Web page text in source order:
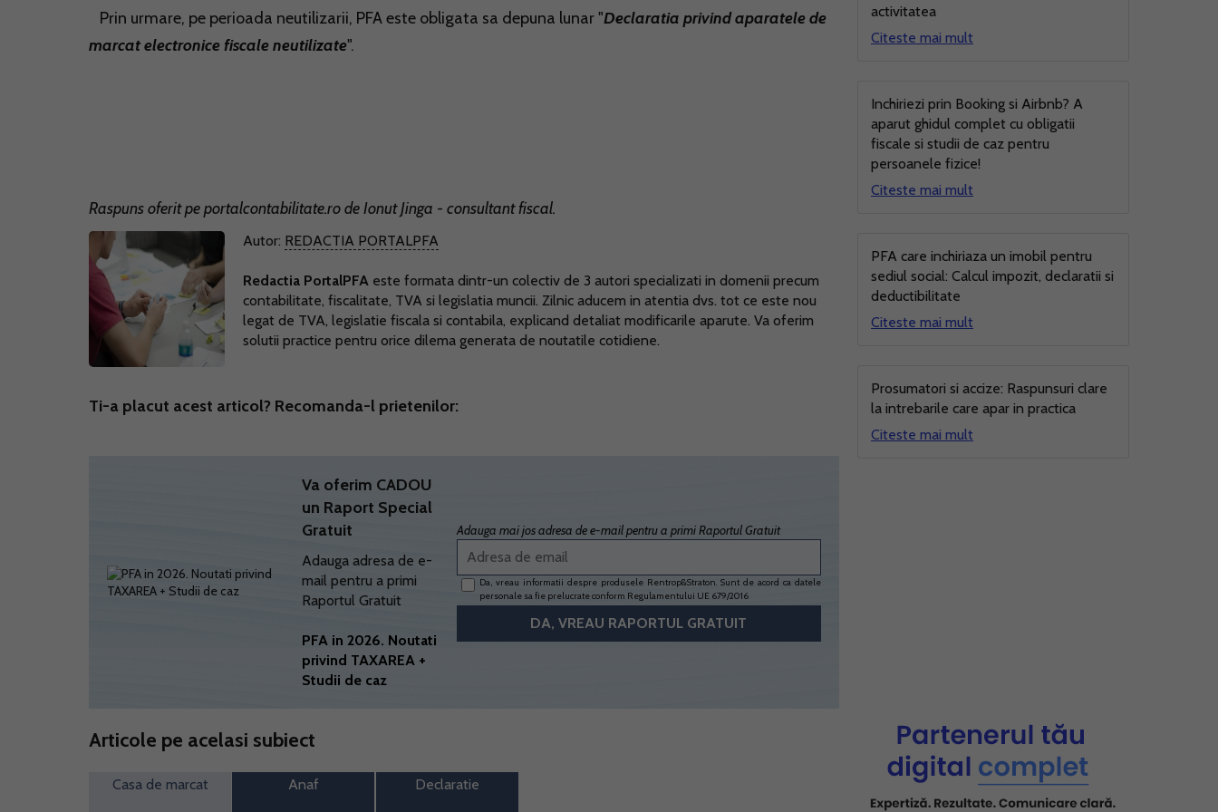
Prin urmare, pe perioada neutilizarii, PFA este obligata sa depuna lunar "Declaratia privind aparatele de
marcat electronice fiscale neutilizate".
Raspuns oferit peportalcontabilitate.rode Ionut Jinga - consultant fiscal.
Autor: REDACTIA PORTALPFA
Redactia PortalPFA este formata dintr-un colectiv de 3 autori specializati in domenii precum
contabilitate, fiscalitate, TVA si legislatia muncii. Zilnic aducem in atentia dvs. tot ce este nou
legat de TVA, legislatie fiscala si contabila, explicand detaliat modificarile aparute. Va oferim
solutii practice pentru orice dilema generata de noutatile cotidiene.
Ti-a placut acest articol? Recomanda-l prietenilor:
Va oferim CADOU
un Raport Special
Gratuit
Adauga adresa de e-
mail pentru a primi
Raportul Gratuit
PFA in 2026. Noutati
privind TAXAREA +
Studii de caz
Adauga mai jos adresa de e-mail pentru a primi Raportul Gratuit
Da, vreau informatii despre produsele Rentrop&Straton. Sunt de acord ca datele
personale sa fie prelucrate conform Regulamentului UE 679/2016
Articole pe acelasi subiect
Casa de marcat Anaf Declaratie
activitatea
Citeste mai mult
Inchiriezi prin Booking si Airbnb? A
aparut ghidul complet cu obligatii
fiscale si studii de caz pentru
persoanele fizice!
Citeste mai mult
PFA care inchiriaza un imobil pentru
sediul social: Calcul impozit, declaratii si
deductibilitate
Citeste mai mult
Prosumatori si accize: Raspunsuri clare
la intrebarile care apar in practica
Citeste mai mult